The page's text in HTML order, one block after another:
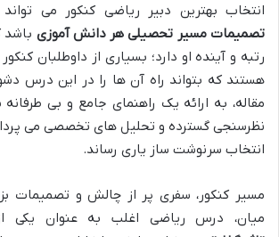
انتخاب بهترین دبیر ریاضی کنکور می
تصمیمات مسیر تحصیلی هر دانش آموزی باشد
رتبه و آینده او دارد؛ بسیاری از داوطلبان
هستند که بتواند راه آن ها را در این درس
مقاله، به ارائه یک راهنمای جامع و بی
نظرسنجی گسترده و تحلیل های تخصصی می
انتخاب سرنوشت ساز یاری رساند.
مسیر کنکور، سفری پر از چالش و تصمیمات
میان، درس ریاضی اغلب به عنوان یکی